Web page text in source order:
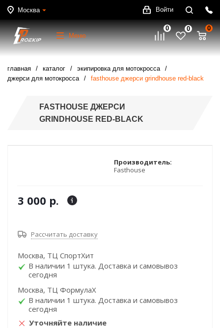
Москва Войти
Меню
0 0 0
главная каталог
экипировка для мотокросса
джерси для мотокросса
fasthouse джерси grindhouse red-black
FASTHOUSE ДЖЕРСИ
GRINDHOUSE RED-BLACK
Производитель:
Fasthouse
3 000 р.
Рассчитать доставку
Москва, ТЦ СпортХит
В наличии 1 штука. Доставка и самовывоз
сегодня
Москва, ТЦ ФормулаХ
В наличии 1 штука. Доставка и самовывоз
сегодня
Уточняйте наличие